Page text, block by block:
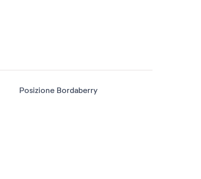
Posizione Bordaberry